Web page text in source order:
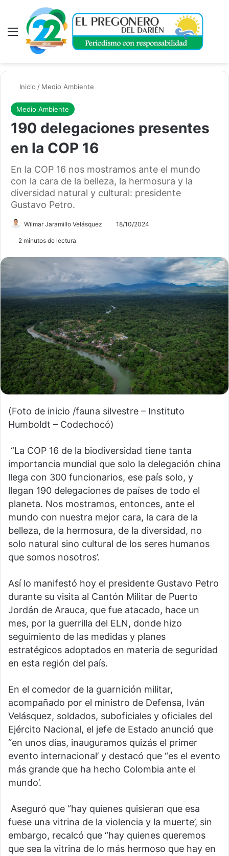
Menú
Inicio / Medio Ambiente
Medio Ambiente
190 delegaciones presentes
en la COP 16
En la COP 16 nos mostramos ante el mundo
con la cara de la belleza, la hermosura y la
diversidad natural y cultural: presidente
Gustavo Petro.
Wilmar Jaramillo Velásquez 18/10/2024
2 minutos de lectura
(Foto de inicio /fauna silvestre – Instituto
Humboldt – Codechocó)
“La COP 16 de la biodiversidad tiene tanta
importancia mundial que solo la delegación china
llega con 300 funcionarios, ese país solo, y
llegan 190 delegaciones de países de todo el
planeta. Nos mostramos, entonces, ante el
mundo con nuestra mejor cara, la cara de la
belleza, de la hermosura, de la diversidad, no
solo natural sino cultural de los seres humanos
que somos nosotros’.
Así lo manifestó hoy el presidente Gustavo Petro
durante su visita al Cantón Militar de Puerto
Jordán de Arauca, que fue atacado, hace un
mes, por la guerrilla del ELN, donde hizo
seguimiento de las medidas y planes
estratégicos adoptados en materia de seguridad
en esta región del país.
En el comedor de la guarnición militar,
acompañado por el ministro de Defensa, Iván
Velásquez, soldados, suboficiales y oficiales del
Ejército Nacional, el jefe de Estado anunció que
“en unos días, inauguramos quizás el primer
evento internacional’ y destacó que “es el evento
más grande que ha hecho Colombia ante el
mundo’.
Aseguró que “hay quienes quisieran que esa
fuese una vitrina de la violencia y la muerte’, sin
embargo, recalcó que “hay quienes queremos
que sea la vitrina de lo más hermoso que hay en